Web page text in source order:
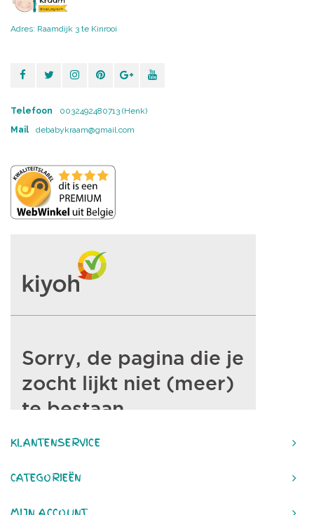
Adres: Raamdijk 3 te Kinrooi
Telefoon
0032492480713 (Henk)
Mail
debabykraam@gmail.com
KLANTENSERVICE
CATEGORIEËN